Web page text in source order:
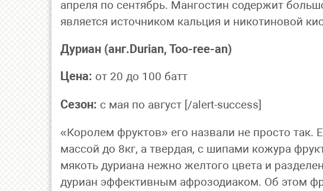
апреля по сентябрь. Мангостин содержит
является источником кальция и никотиновой
Дуриан (анг.Durian, Too-ree-an)
Цена: от 20 до 100 батт
Сезон: с мая по август [/alert-success]
«Королем фруктов» его назвали не просто
массой до 8кг, а твердая, с шипами кожура
мякоть дуриана нежно желтого цвета и
дуриан эффективным афрозодиаком. Об этом